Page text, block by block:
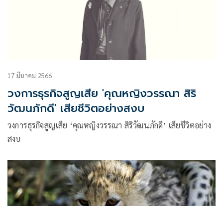
17 มีนาคม 2566
วงการธุรกิจสูญเสีย 'คุณหญิงวรรณา สิริ
วัฒนภักดี' เสียชีวิตอย่างสงบ
วงการธุรกิจสูญเสีย ‘คุณหญิงวรรณา สิริวัฒนภักดี’ เสียชีวิตอย่าง
สงบ